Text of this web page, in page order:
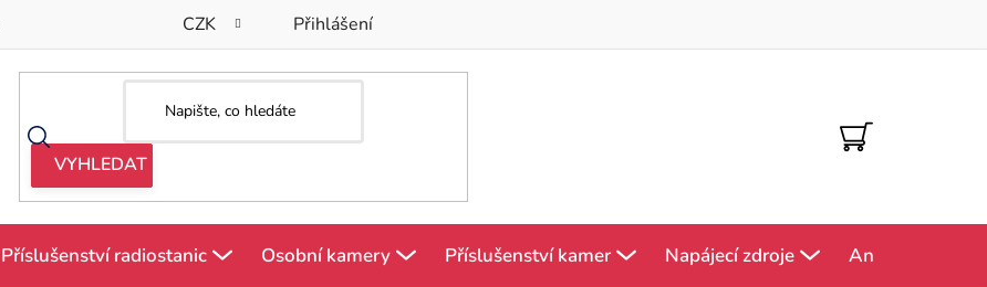
CZK Přihlášení
NÁKUPNÍ
KOŠÍK
Příslušenství radiostanic Osobní kamery Příslušenství kamer Napájecí zdroje Antény